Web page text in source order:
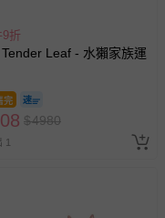
9折
Leaf - 水獺家族運
完
$4980
1